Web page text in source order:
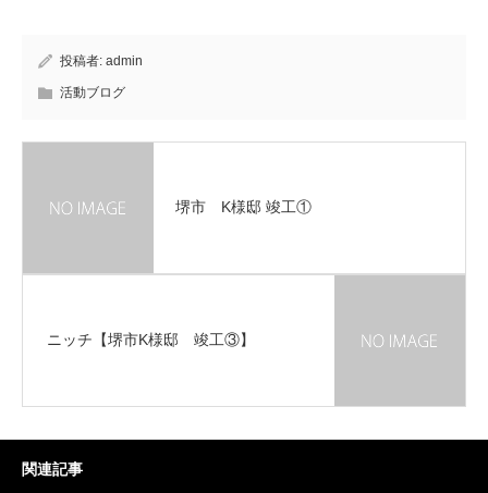
投稿者: admin
活動ブログ
堺市 K様邸 竣工①
ニッチ【堺市K様邸 竣工③】
関連記事